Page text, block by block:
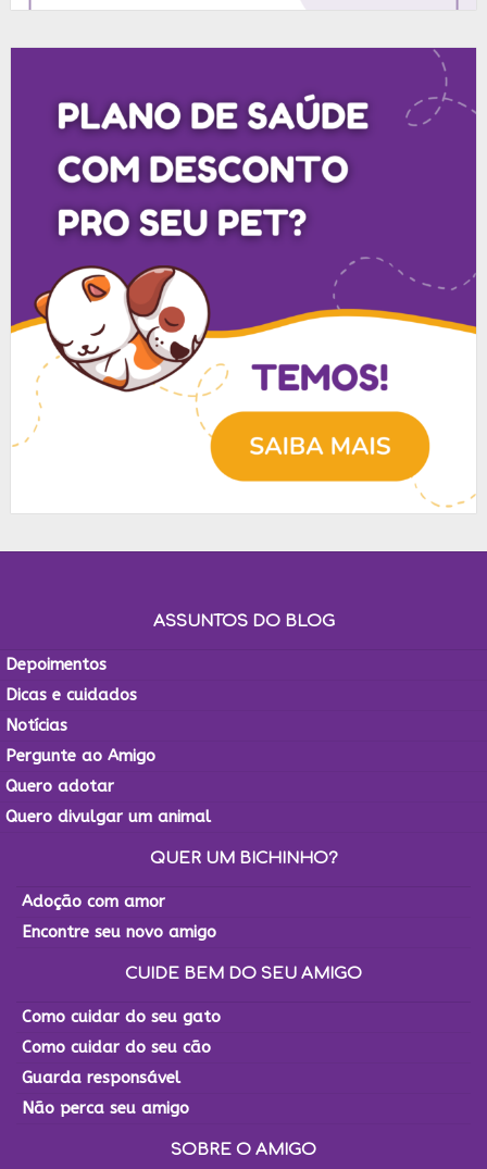
ASSUNTOS DO BLOG
Depoimentos
Dicas e cuidados
Notícias
Pergunte ao Amigo
Quero adotar
Quero divulgar um animal
QUER UM BICHINHO?
Adoção com amor
Encontre seu novo amigo
CUIDE BEM DO SEU AMIGO
Como cuidar do seu gato
Como cuidar do seu cão
Guarda responsável
Não perca seu amigo
SOBRE O AMIGO